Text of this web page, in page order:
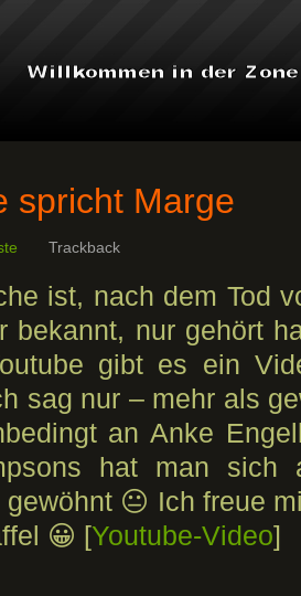
spricht Marge
Trackback
ist, nach dem Tod
bekannt, nur gehört
gibt es ein
sag nur – mehr als
an Anke
hat man sich
😐 Ich freue
😀 [Youtube-Video]